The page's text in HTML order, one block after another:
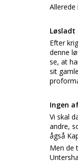
Allerede
Efter
denne
se, at
sit
Ingen
Vi skal
andre,
ågså
Men de